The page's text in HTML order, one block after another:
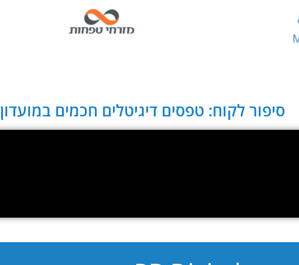
סיפור לקוח: טפסים דיגיטלים חכמים במועדון CLUB 365: